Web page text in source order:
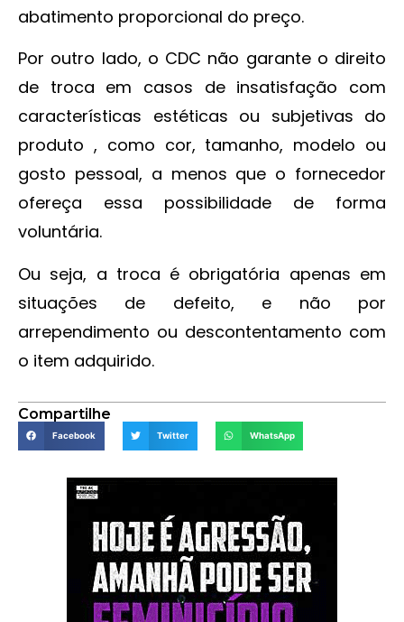
abatimento proporcional do preço.
Por outro lado, o CDC não garante o direito
de troca em casos de insatisfação com
características estéticas ou subjetivas do
produto , como cor, tamanho, modelo ou
gosto pessoal, a menos que o fornecedor
ofereça essa possibilidade de forma
voluntária.
Ou seja, a troca é obrigatória apenas em
situações de defeito, e não por
arrependimento ou descontentamento com
o item adquirido.
Compartilhe
Facebook Twitter WhatsApp